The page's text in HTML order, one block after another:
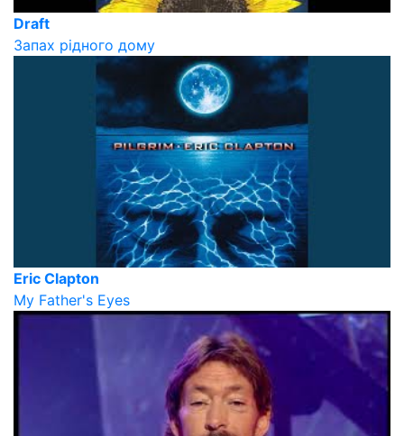
Draft
Запах рідного дому
Eric Clapton
My Father's Eyes